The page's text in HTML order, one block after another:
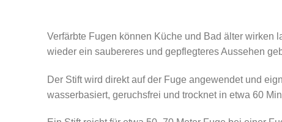
Verfärbte Fugen können Küche und Bad älter wirken
wieder ein saubereres und gepflegteres Aussehen
Der Stift wird direkt auf der Fuge angewendet und
wasserbasiert, geruchsfrei und trocknet in etwa 60